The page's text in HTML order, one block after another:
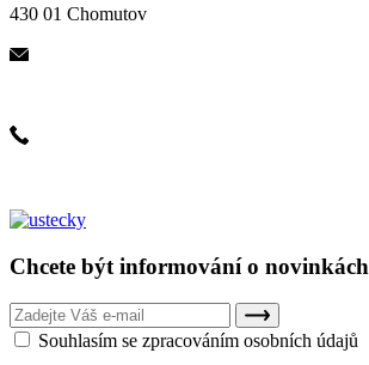
430 01 Chomutov
Chcete být informování o novinkách
Souhlasím se zpracováním osobních údajů